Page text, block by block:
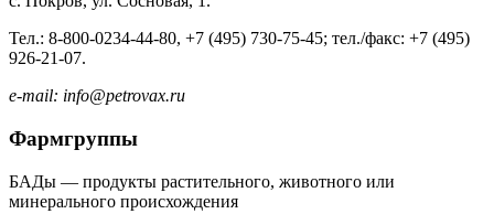
Тел.: 8-800-0234-44-80, +7 (495) 730-75-45; тел./факс: +7 (495)
926-21-07.
e-mail: info@petrovax.ru
Фармгруппы
БАДы — продукты растительного, животного или
минерального происхождения